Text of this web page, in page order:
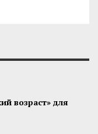
возраст» для